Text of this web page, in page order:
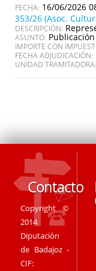
16/06/2026
353/26 (Asoc.
DESCRIPCIÓN:
ASUNTO:
IMPORTE CON
FECHA ADJUDICACIÓN:
UNIDAD TRAMITADORA:
Contacto
Copyright ©
2014
Diputación
de Badajoz -
CIF: